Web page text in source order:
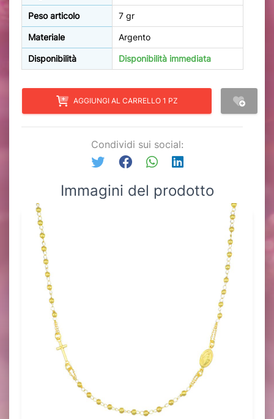
Peso articolo 7 gr
Materiale Argento
Disponibilità Disponibilità immediata
AGGIUNGI AL CARRELLO 1 PZ
Condividi sui social:
Immagini del prodotto